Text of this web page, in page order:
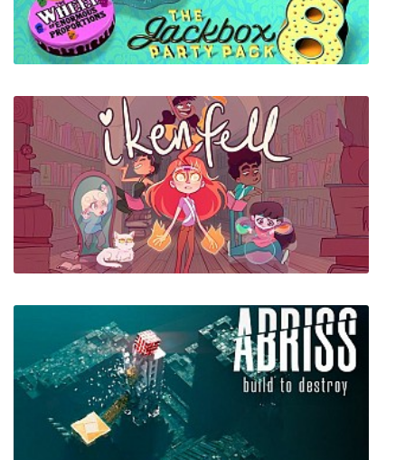
Silent Hill 1 на PC
The Jackbox Party Pack 8
Ikenfell